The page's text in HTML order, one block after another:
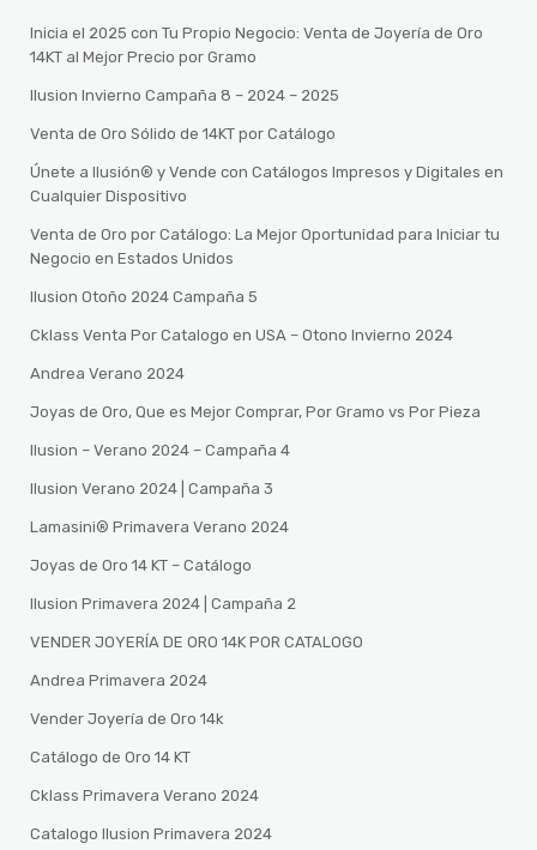
Inicia el 2025 con Tu Propio Negocio: Venta de Joyería de Oro
14KT al Mejor Precio por Gramo
Ilusion Invierno Campaña 8 – 2024 – 2025
Venta de Oro Sólido de 14KT por Catálogo
Únete a Ilusión® y Vende con Catálogos Impresos y Digitales en
Cualquier Dispositivo
Venta de Oro por Catálogo: La Mejor Oportunidad para Iniciar tu
Negocio en Estados Unidos
Ilusion Otoño 2024 Campaña 5
Cklass Venta Por Catalogo en USA – Otono Invierno 2024
Andrea Verano 2024
Joyas de Oro, Que es Mejor Comprar, Por Gramo vs Por Pieza
Ilusion – Verano 2024 – Campaña 4
Ilusion Verano 2024 | Campaña 3
Lamasini®️ Primavera Verano 2024
Joyas de Oro 14 KT – Catálogo
Ilusion Primavera 2024 | Campaña 2
VENDER JOYERÍA DE ORO 14K POR CATALOGO
Andrea Primavera 2024
Vender Joyería de Oro 14k
Catálogo de Oro 14 KT
Cklass Primavera Verano 2024
Catalogo Ilusion Primavera 2024